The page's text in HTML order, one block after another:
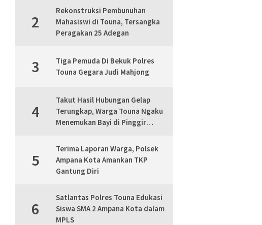
2
Rekonstruksi Pembunuhan
Mahasiswi di Touna, Tersangka
Peragakan 25 Adegan
3
Tiga Pemuda Di Bekuk Polres
Touna Gegara Judi Mahjong
4
Takut Hasil Hubungan Gelap
Terungkap, Warga Touna Ngaku
Menemukan Bayi di Pinggir
5
Terima Laporan Warga, Polsek
Ampana Kota Amankan TKP
Gantung Diri
6
Satlantas Polres Touna Edukasi
Siswa SMA 2 Ampana Kota dalam
MPLS